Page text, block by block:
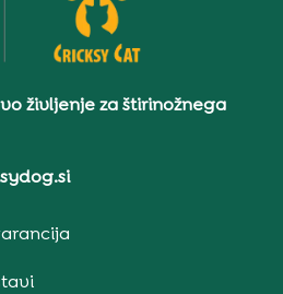
življenje za štirinožnega